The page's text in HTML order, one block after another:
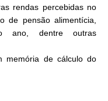
rendas percebidas no
de pensão alimentícia,
ano, dentre outras
memória de cálculo do